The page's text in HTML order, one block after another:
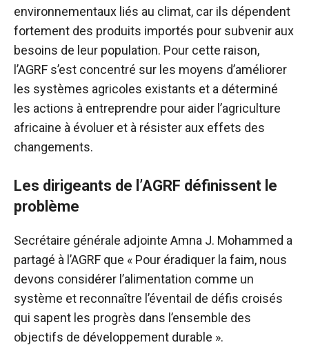
environnementaux liés au climat, car ils dépendent
fortement des produits importés pour subvenir aux
besoins de leur population. Pour cette raison,
l’AGRF s’est concentré sur les moyens d’améliorer
les systèmes agricoles existants et a déterminé
les actions à entreprendre pour aider l’agriculture
africaine à évoluer et à résister aux effets des
changements.
Les dirigeants de l’AGRF définissent le
problème
Secrétaire générale adjointe Amna J. Mohammed a
partagé à l’AGRF que « Pour éradiquer la faim, nous
devons considérer l’alimentation comme un
système et reconnaître l’éventail de défis croisés
qui sapent les progrès dans l’ensemble des
objectifs de développement durable ».